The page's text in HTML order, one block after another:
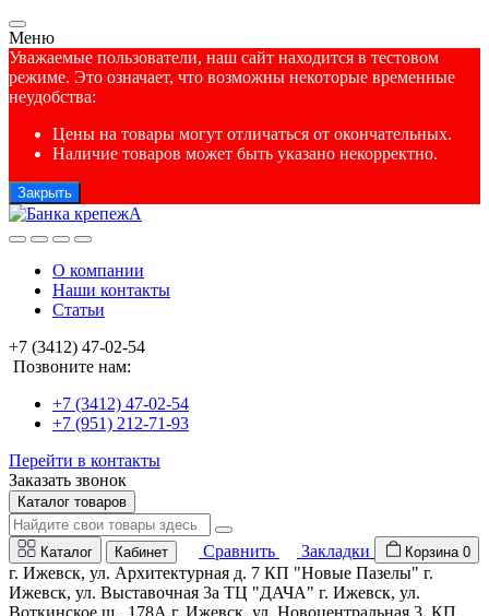
Меню
Уважаемые пользователи, наш сайт находится в тестовом
режиме. Это означает, что возможны некоторые временные
неудобства:
Цены на товары могут отличаться от окончательных.
Наличие товаров может быть указано некорректно.
Закрыть
О компании
Наши контакты
Статьи
+7 (3412) 47-02-54
Позвоните нам:
+7 (3412) 47-02-54
+7 (951) 212-71-93
Перейти в контакты
Заказать звонок
Каталог товаров
Каталог Кабинет Сравнить Закладки Корзина 0
г. Ижевск, ул. Архитектурная д. 7 КП "Новые Пазелы" г.
Ижевск, ул. Выставочная 3а ТЦ "ДАЧА" г. Ижевск, ул.
Воткинское ш., 178А г. Ижевск, ул. Новоцентральная 3, КП